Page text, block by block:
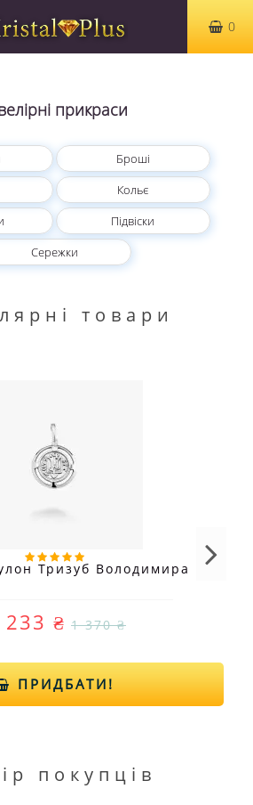
0
прикраси
Броші
Кольє
Підвіски
Сережки
товари
Тризуб Володимира
233 ₴ 1 370 ₴
ПРИДБАТИ!
покупців